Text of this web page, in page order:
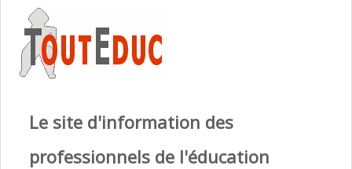
Le site d'information des
professionnels de l'éducation